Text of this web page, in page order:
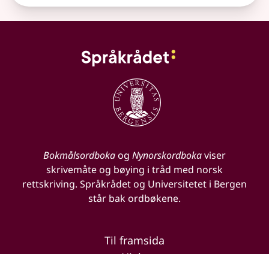
Bokmålsordbokaog Nynorskordbokaviser
skrivemåte og bøying i tråd med norsk
rettskriving. Språkrådet og Universitetet i Bergen
står bak ordbøkene.
Til framsida